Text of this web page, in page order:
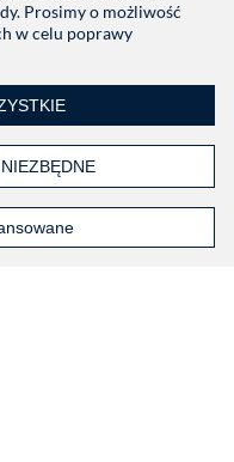
Prosimy o możliwość
w celu poprawy